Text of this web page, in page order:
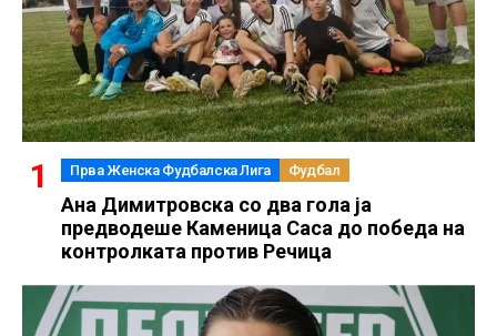
Прва Женска Фудбалска Лига Фудбал
Ана Димитровска со два гола ја
предводеше Каменица Саса до победа на
контролката против Речица